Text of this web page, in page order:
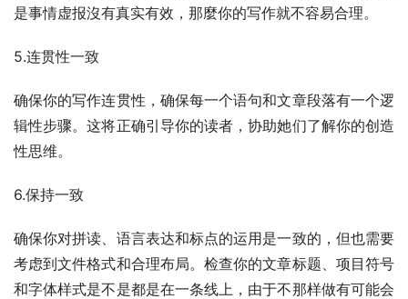
是事情虚报沒有真实有效，那麼你的写作就不容易合理。
5.连贯性一致
确保你的写作连贯性，确保每一个语句和文章段落有一个逻
辑性步骤。这将正确引导你的读者，协助她们了解你的创造
性思维。
6.保持一致
确保你对拼读、语言表达和标点的运用是一致的，但也需要
考虑到文件格式和合理布局。检查你的文章标题、项目符号
和字体样式是不是都是在一条线上，由于不那样做有可能会